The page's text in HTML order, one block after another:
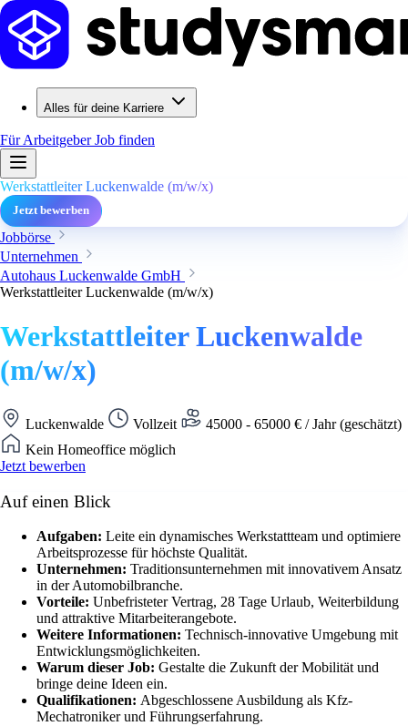
Alles für deine Karriere
Für ArbeitgeberJob finden
Werkstattleiter Luckenwalde (m/w/x)
Jetzt bewerben
Jobbörse
Unternehmen
Autohaus Luckenwalde GmbH
Werkstattleiter Luckenwalde (m/w/x)
Werkstattleiter Luckenwalde
(m/w/x)
Luckenwalde Vollzeit
45000 - 65000 € / Jahr (geschätzt)
Kein Homeoffice möglich
Jetzt bewerben
Auf einen Blick
Aufgaben: Leite ein dynamisches Werkstattteam und optimiere
Arbeitsprozesse für höchste Qualität.
Unternehmen: Traditionsunternehmen mit innovativem Ansatz
in der Automobilbranche.
Vorteile: Unbefristeter Vertrag, 28 Tage Urlaub, Weiterbildung
und attraktive Mitarbeiterangebote.
Weitere Informationen: Technisch-innovative Umgebung mit
Entwicklungsmöglichkeiten.
Warum dieser Job: Gestalte die Zukunft der Mobilität und
bringe deine Ideen ein.
Qualifikationen: Abgeschlossene Ausbildung als Kfz-
Mechatroniker und Führungserfahrung.